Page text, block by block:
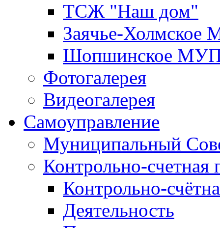
ТСЖ "Наш дом"
Заячье-
Шопшинское
Фотогалерея
Видеогалерея
Самоуправление
Муниципальный
Контрольно-счетная
Контрольно-
Деятельность